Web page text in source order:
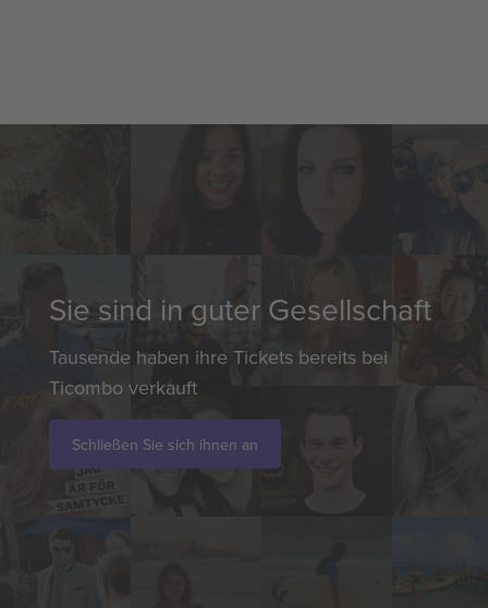
Sie sind in guter Gesellschaft
Tausende haben ihre Tickets bereits bei
Ticombo verkauft
Schließen Sie sich ihnen an